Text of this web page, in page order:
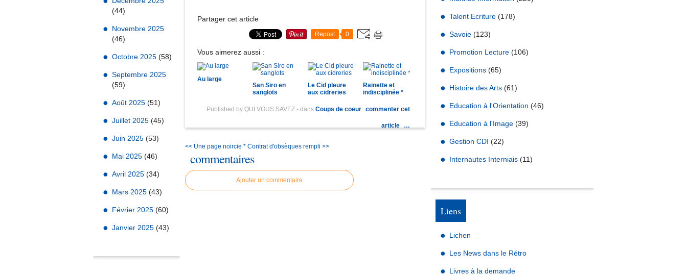
(44)
Novembre 2025
(46)
Octobre 2025 (58)
Septembre 2025
(59)
Août 2025 (51)
Juillet 2025 (45)
Juin 2025 (53)
Mai 2025 (46)
Avril 2025 (34)
Mars 2025 (43)
Février 2025 (60)
Janvier 2025 (43)
Partager cet article
Repost 0
Vous aimerez aussi :
Au large
San Siro en
sanglots
Le Cid pleure
aux cidreries
Rainette et
indisciplinée *
Published by QUI VOUS SAVEZ - dans Coups de coeur commenter cet
article …
<< Une page noircie * Contrat d'obsèques rempli >>
commentaires
Ajouter un commentaire
Talent Ecriture (178)
Savoie (123)
Promotion Lecture (106)
Expositions (65)
Histoire des Arts (61)
Education à l'Orientation (46)
Education à l'Image (39)
Gestion CDI (22)
Internautes Interniais (11)
Liens
Lichen
Les News dans le Rétro
Livres à la demande